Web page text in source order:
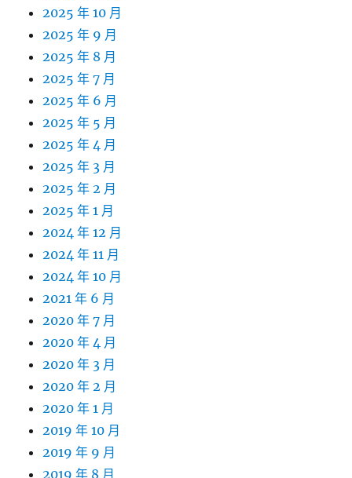
2025 年 10 月
2025 年 9 月
2025 年 8 月
2025 年 7 月
2025 年 6 月
2025 年 5 月
2025 年 4 月
2025 年 3 月
2025 年 2 月
2025 年 1 月
2024 年 12 月
2024 年 11 月
2024 年 10 月
2021 年 6 月
2020 年 7 月
2020 年 4 月
2020 年 3 月
2020 年 2 月
2020 年 1 月
2019 年 10 月
2019 年 9 月
2019 年 8 月